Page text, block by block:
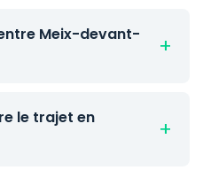
Meix-devant-
le trajet en